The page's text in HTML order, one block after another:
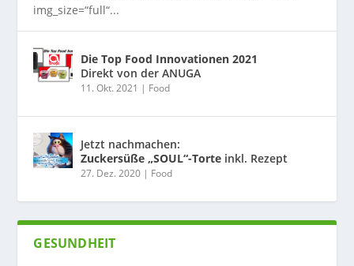
img_size=“full“...
Die Top Food Innovationen 2021
Direkt von der ANUGA
11. Okt. 2021 | Food
Jetzt nachmachen:
Zuckersüße „SOUL“-Torte inkl. Rezept
27. Dez. 2020 | Food
GESUNDHEIT